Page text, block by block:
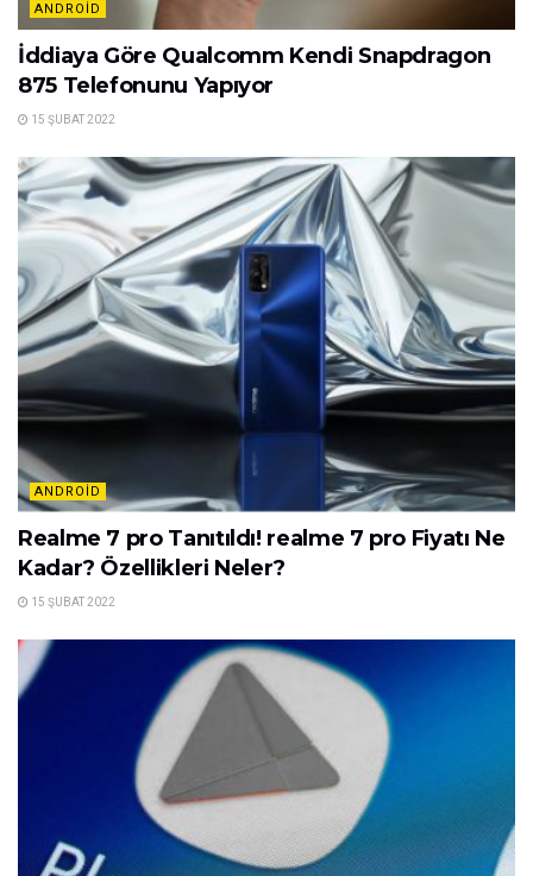
ANDROID
İddiaya Göre Qualcomm Kendi Snapdragon
875 Telefonunu Yapıyor
15 ŞUBAT 2022
ANDROID
Realme 7 pro Tanıtıldı! realme 7 pro Fiyatı Ne
Kadar? Özellikleri Neler?
15 ŞUBAT 2022